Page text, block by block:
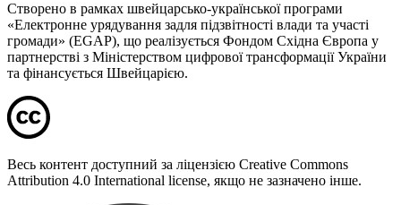
Створено в рамках швейцарсько-української програми
«Електронне урядування задля підзвітності влади та участі
громади» (EGAP), що реалізується Фондом Східна Європа у
партнерстві з Міністерством цифрової трансформації України
та фінансується Швейцарією.
Весь контент доступний за ліцензією Creative Commons
Attribution 4.0 International license, якщо не зазначено інше.